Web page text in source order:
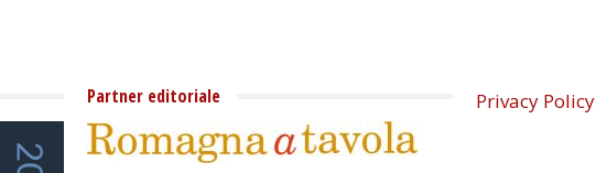
Partner editoriale Privacy Policy